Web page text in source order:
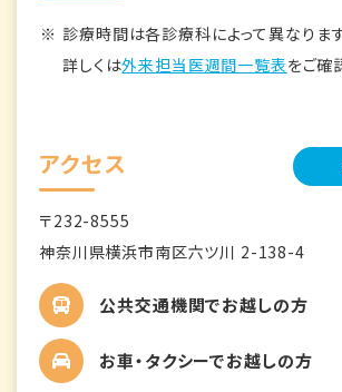
診療時間は各診療科によって異なります
詳しくは外来担当医週間一覧表をご確
アクセス
〒232-8555
神奈川県横浜市南区六ツ川 2-138-4
公共交通機関でお越しの方
お車・タクシーでお越しの方